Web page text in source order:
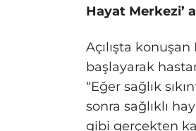
Hayat Merkezi’
Açılışta
başlayarak
“Eğer sağlık
sonra sağlıklı
gibi gerçekten